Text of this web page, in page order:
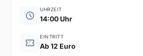
schedule
UHRZEIT
14:00 Uhr
confirmation_number
EINTRITT
Ab 12 Euro